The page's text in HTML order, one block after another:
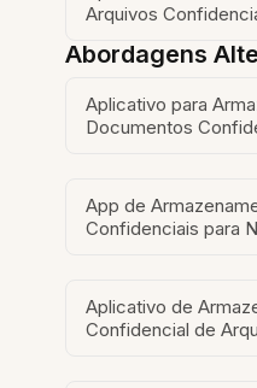
Arquivos
Abordagens
Aplicativo para
Documentos
App de
Confidenciais para
Aplicativo de
Confidencial de